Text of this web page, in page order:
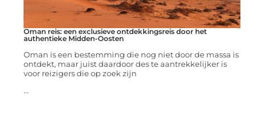
Oman reis: een exclusieve ontdekkingsreis door het
authentieke Midden-Oosten
Oman is een bestemming die nog niet door de massa is
ontdekt, maar juist daardoor des te aantrekkelijker is
voor reizigers die op zoek zijn
...